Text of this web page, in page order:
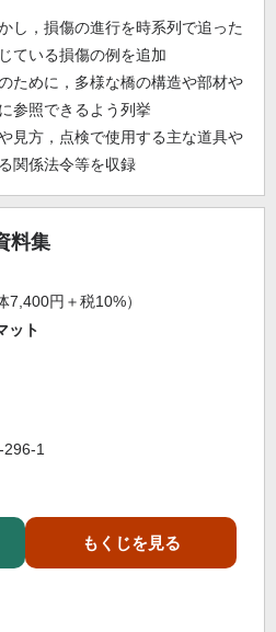
し，損傷の進行を時系列で追った
ている損傷の例を追加
ために，多様な橋の構造や部材や
参照できるよう列挙
見方，点検で使用する主な道具や
関係法令等を収録
料集
7,400円＋税10%）
ット
1
もくじを見る